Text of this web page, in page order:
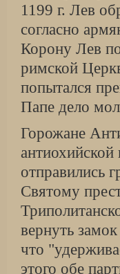
1199 г. Лев
согласно
Корону Лев
римской
попытался
Папе дело
Горожане
отправились
Святому
вернуть
что
этого обе